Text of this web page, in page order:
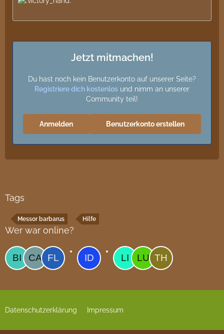
Jetzt mitmachen!
Du hast noch kein Benutzerkonto auf unserer Seite?
Registriere dich kostenlos und nimm an unserer
Community teil!
Benutzerkonto erstellen
Anmelden
Tags
Messor barbarus Hilfe
Wer war online?
Datenschutzerklärung Impressum